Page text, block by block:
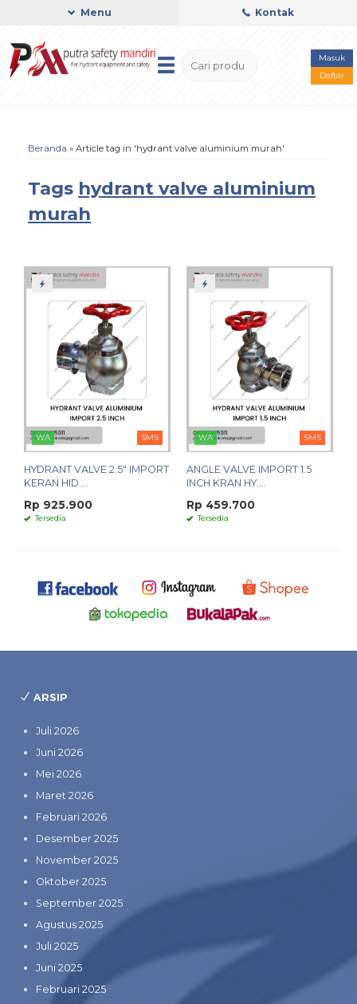
Menu Kontak
Masuk
Daftar
Beranda » Article tag in 'hydrant valve aluminium murah'
Tags hydrant valve aluminium
murah
WA SMS
HYDRANT VALVE 2.5" IMPORT
KERAN HID....
Rp 925.900
Tersedia
WA SMS
ANGLE VALVE IMPORT 1.5
INCH KRAN HY....
Rp 459.700
Tersedia
ARSIP
Juli 2026
Juni 2026
Mei 2026
Maret 2026
Februari 2026
Desember 2025
November 2025
Oktober 2025
September 2025
Agustus 2025
Juli 2025
Juni 2025
Februari 2025